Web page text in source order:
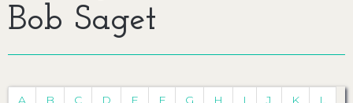
Bob Saget
A B C D E F G H I J K
L